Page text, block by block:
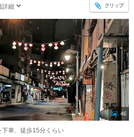
詳細 クリップ
46
下車、徒歩15分くらい